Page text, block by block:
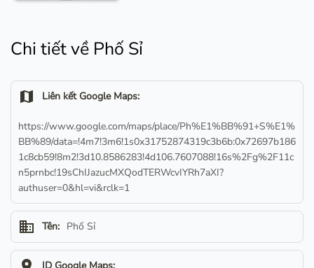
Chi tiết về Phố Sỉ
map Liên kết Google Maps:
https://www.google.com/maps/place/Ph%E1%BB%91+S%E1%
BB%89/data=!4m7!3m6!1s0x31752874319c3b6b:0x72697b186
1c8cb59!8m2!3d10.8586283!4d106.7607088!16s%2Fg%2F11c
n5prnbc!19sChIJazucMXQodTERWcvIYRh7aXI?
authuser=0&hl=vi&rclk=1
business Tên: Phố Sỉ